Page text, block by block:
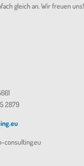
gleich an. Wir freuen uns!
2879
consulting.eu